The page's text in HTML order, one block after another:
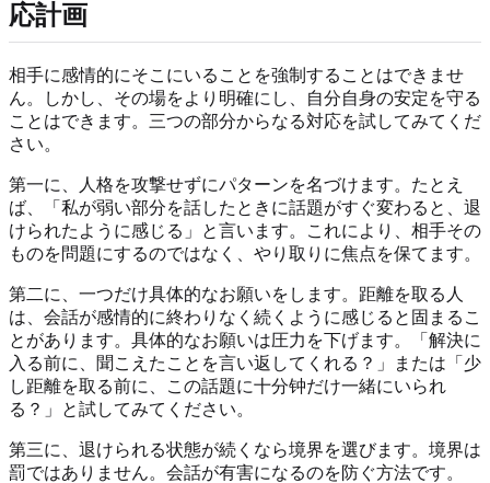
応計画
相手に感情的にそこにいることを強制することはできませ
ん。しかし、その場をより明確にし、自分自身の安定を守る
ことはできます。三つの部分からなる対応を試してみてくだ
さい。
第一に、人格を攻撃せずにパターンを名づけます。たとえ
ば、「私が弱い部分を話したときに話題がすぐ変わると、退
けられたように感じる」と言います。これにより、相手その
ものを問題にするのではなく、やり取りに焦点を保てます。
第二に、一つだけ具体的なお願いをします。距離を取る人
は、会話が感情的に終わりなく続くように感じると固まるこ
とがあります。具体的なお願いは圧力を下げます。「解決に
入る前に、聞こえたことを言い返してくれる？」または「少
し距離を取る前に、この話題に十分钟だけ一緒にいられ
る？」と試してみてください。
第三に、退けられる状態が続くなら境界を選びます。境界は
罰ではありません。会話が有害になるのを防ぐ方法です。